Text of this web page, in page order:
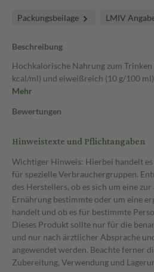
Packungsbeilage LMIV
Beschreibung
Hochkalorische Nahrung zum
kcal/ml) und eiweißreich (10 g/100
Mehr
Bewertungen
Hinweistexte und Pflichtangaben
Wichtiger Hinweis: Hierbei handelt
für spezielle Verbrauchergruppen.
des Herstellers, ob es sich um eine
Ernährung bestimmte oder um eine
handelt und ob es für bestimmte
Dieses Produkt sollte nur für die
und nur nach ärztlicher Absprache
angewendet werden. Beachte ferner
Zubereitung, Verwendung und